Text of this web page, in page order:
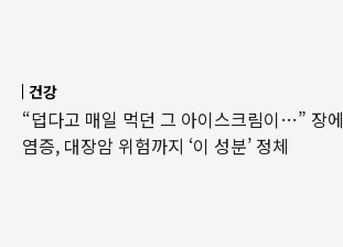
건강
“덥다고 매일 먹던 그 아이스크림이…” 장에
염증, 대장암 위험까지 ‘이 성분’ 정체